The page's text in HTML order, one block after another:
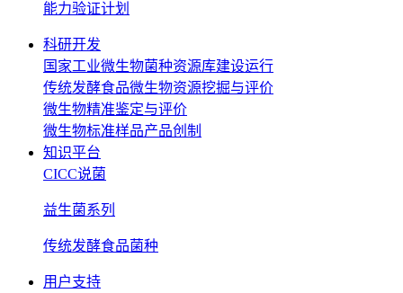
能力验证计划
科研开发
国家工业微生物菌种资源库建设运行
传统发酵食品微生物资源挖掘与评价
微生物精准鉴定与评价
微生物标准样品产品创制
知识平台
CICC说菌
益生菌系列
传统发酵食品菌种
用户支持